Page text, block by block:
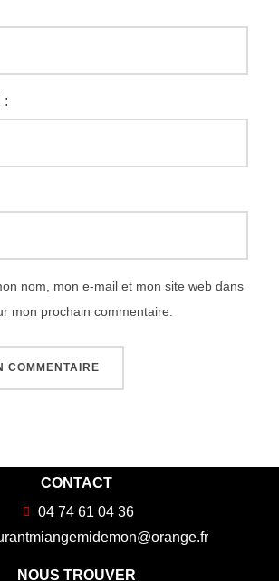
:
nom, mon e-mail et mon site web dans
mon prochain commentaire.
CONTACT
04 74 61 04 36
NOUS TROUVER